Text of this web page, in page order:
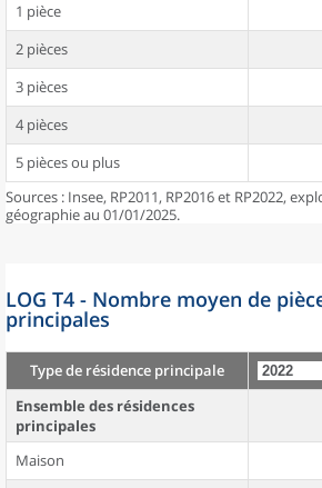
1 pièce
2 pièces
3 pièces
4 pièces
5 pièces ou plus
Sources : Insee, RP2011, RP2016 et RP2022,
géographie au 01/01/2025.
LOG T4 - Nombre moyen de
principales
Type de résidence principale
Ensemble des résidences
principales
Maison